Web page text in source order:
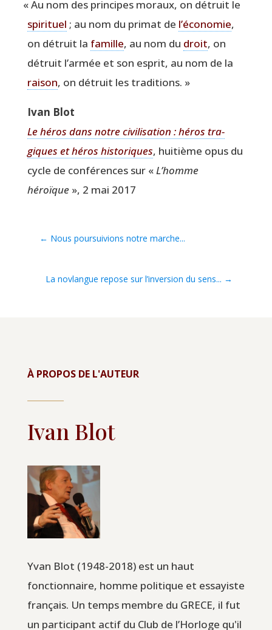
«Au nom des prin­cipes moraux, on détruit le
spi­ri­tuel ; au nom du pri­mat de l’économie,
on détruit la famille, au nom du droit, on
détruit l’armée et son esprit, au nom de la
rai­son, on détruit les traditions. »
Ivan Blot
Le héros dans notre civi­li­sa­tion : héros tra­
giques et héros his­to­riques, hui­tième opus du
cycle de confé­rences sur «L’homme
héroïque», 2 mai 2017
← Nous poursuivions notre marche...
La novlangue repose sur l’inversion du sens... →
À PROPOS DE L'AUTEUR
Ivan Blot
Yvan Blot (1948-2018) est un haut
fonctionnaire, homme politique et essayiste
français. Un temps membre du GRECE, il fut
un participant actif du Club de l’Horloge qu'il